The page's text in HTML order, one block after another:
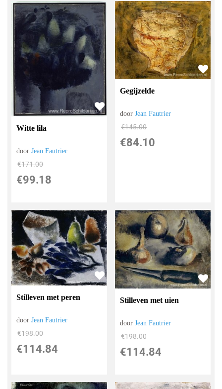
Witte lila
doorJean Fautrier
€171.00
€99.18
Gegijzelde
doorJean Fautrier
€145.00
€84.10
Stilleven met peren
doorJean Fautrier
€198.00
€114.84
Stilleven met uien
doorJean Fautrier
€198.00
€114.84